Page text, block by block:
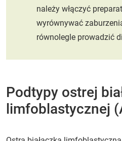
należy włączyć
wyrównywać
równolegle prowadzić
Podtypy ostrej
limfoblastycznej